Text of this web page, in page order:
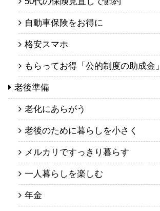
自動車保険をお得に
格安スマホ
もらってお得「公的制度の助成金」
老後準備
老化にあらがう
老後のために暮らしを小さく
メルカリですっきり暮らす
一人暮らしを楽しむ
年金